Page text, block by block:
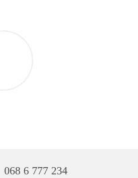
068 6 777 234